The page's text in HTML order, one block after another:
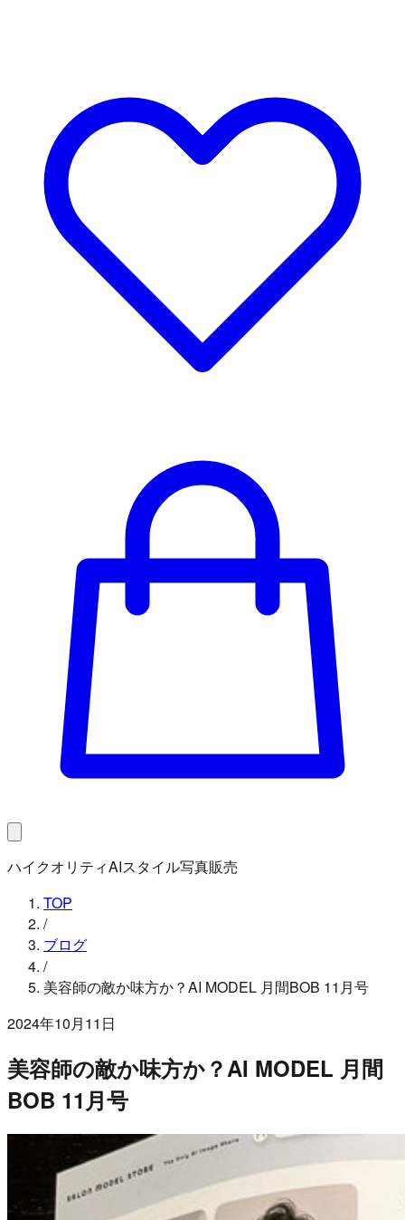
ハイクオリティAIスタイル写真販売
TOP
/
ブログ
/
美容師の敵か味方か？AI MODEL 月間BOB 11月号
2024年10月11日
美容師の敵か味方か？AI MODEL 月間
BOB 11月号